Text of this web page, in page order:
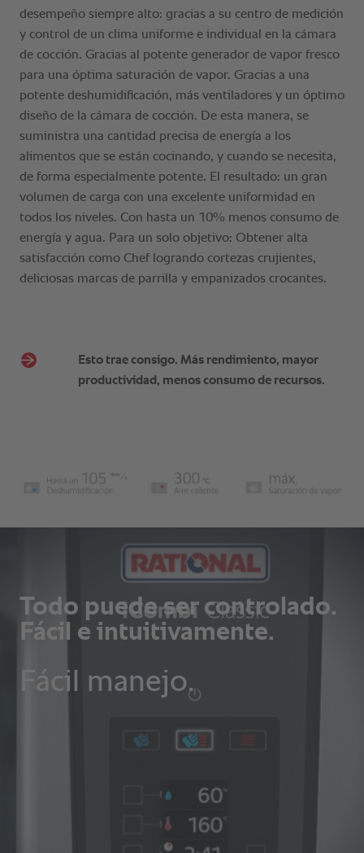
Esto trae consigo. Más rendimiento, mayor
productividad, menos consumo de recursos.